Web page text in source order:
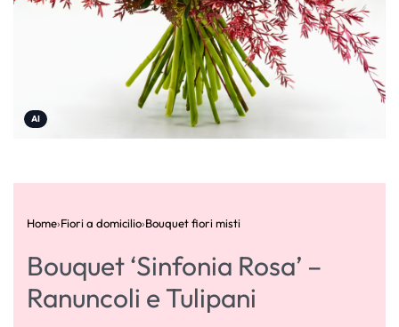
AI
Home›Fiori a domicilio›Bouquet fiori misti
Bouquet ‘Sinfonia Rosa’ –
Ranuncoli e Tulipani